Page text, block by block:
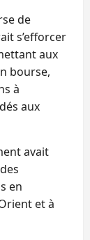
de
s’efforcer
aux
bourse,
à
aux
avait
en
et à